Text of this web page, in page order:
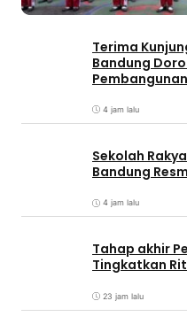
Terima
Bandung
4 jam lalu
Sekolah
Bandung
4 jam lalu
Tahap akhir
Tingkatkan
23 jam lalu